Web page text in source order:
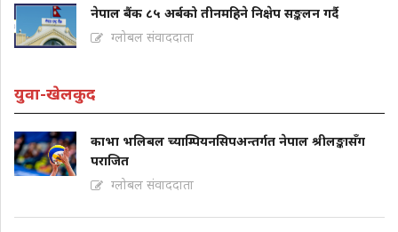
नेपाल बैंक ८५ अर्बको तीनमहिने निक्षेप सङ्कलन गर्दै
ग्लोबल संवाददाता
युवा-खेलकुद
काभा भलिबल च्याम्पियनसिपअन्तर्गत नेपाल श्रीलङ्कासँग
पराजित
ग्लोबल संवाददाता